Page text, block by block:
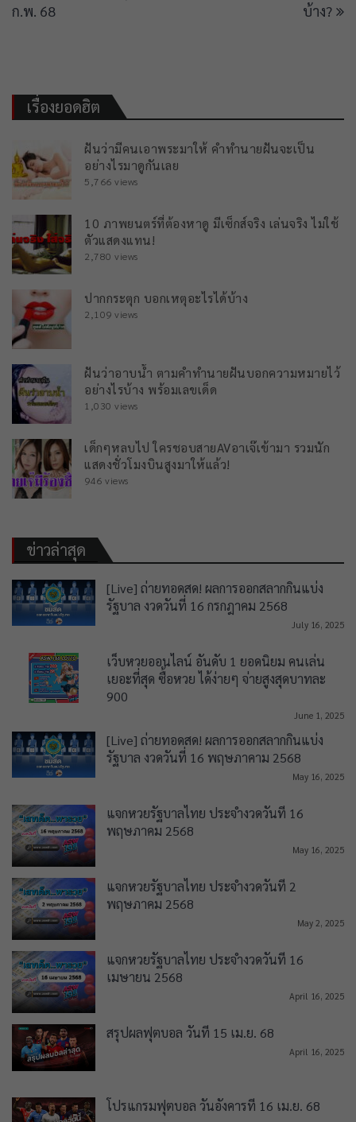
ก.พ. 68
บ้าง?
เรื่องยอดฮิต
ฝันว่ามีคนเอาพระมาให้ คำทำนายฝันจะเป็น
อย่างไรมาดูกันเลย
5,766 views
10 ภาพยนตร์ที่ต้องหาดู มีเซ็กส์จริง เล่นจริง ไม่ใช้
ตัวแสดงแทน!
2,780 views
ปากกระตุก บอกเหตุอะไรได้บ้าง
2,109 views
ฝันว่าอาบน้ำ ตามคำทำนายฝันบอกความหมายไว้
อย่างไรบ้าง พร้อมเลขเด็ด
1,030 views
เด็กๆหลบไป ใครชอบสายAVอาเจ๊เข้ามา รวมนัก
แสดงชั่วโมงบินสูงมาให้แล้ว!
946 views
ข่าวล่าสุด
[Live] ถ่ายทอดสด! ผลการออกสลากกินแบ่ง
รัฐบาล งวดวันที่ 16 กรกฎาคม 2568
July 16, 2025
เว็บหวยออนไลน์ อันดับ 1 ยอดนิยม คนเล่น
เยอะที่สุด ซื้อหวย ได้ง่ายๆ จ่ายสูงสุดบาทละ
900
June 1, 2025
[Live] ถ่ายทอดสด! ผลการออกสลากกินแบ่ง
รัฐบาล งวดวันที่ 16 พฤษภาคาม 2568
May 16, 2025
แจกหวยรัฐบาลไทย ประจำงวดวันที่ 16
พฤษภาคม 2568
May 16, 2025
แจกหวยรัฐบาลไทย ประจำงวดวันที่ 2
พฤษภาคม 2568
May 2, 2025
แจกหวยรัฐบาลไทย ประจำงวดวันที่ 16
เมษายน 2568
April 16, 2025
สรุปผลฟุตบอล วันที่ 15 เม.ย. 68
April 16, 2025
โปรแกรมฟุตบอล วันอังคารที่ 16 เม.ย. 68